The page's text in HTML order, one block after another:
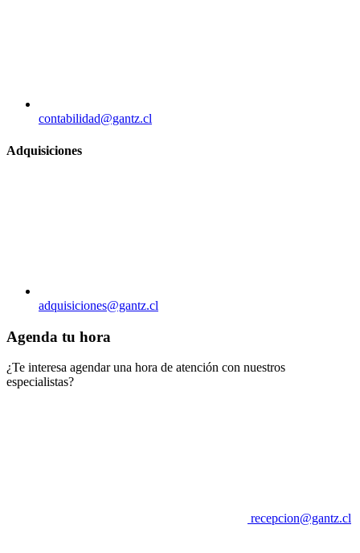
contabilidad@gantz.cl
Adquisiciones
adquisiciones@gantz.cl
Agenda tu hora
¿Te interesa agendar una hora de atención con nuestros
especialistas?
recepcion@gantz.cl